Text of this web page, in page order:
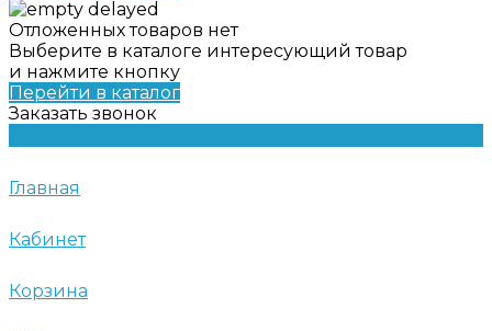
Отложенных товаров нет
Выберите в каталоге интересующий товар
и нажмите кнопку
Перейти в каталог
Заказать звонок
Главная
Кабинет
Корзина